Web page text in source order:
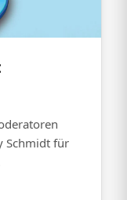
Schmidt für